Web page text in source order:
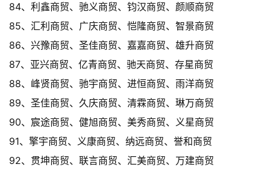
84、利鑫商贸、驰义商贸、钧汉商贸、颜顺商贸
85、汇利商贸、广庆商贸、恺隆商贸、智景商贸
86、兴豫商贸、圣佳商贸、嘉嘉商贸、雄升商贸
87、亚兴商贸、亿青商贸、驰天商贸、存星商贸
88、峰贤商贸、驰宇商贸、进恒商贸、雨洋商贸
89、圣佳商贸、久庆商贸、清霖商贸、琳万商贸
90、宸途商贸、健旭商贸、美秀商贸、义星商贸
91、擎宇商贸、义康商贸、纳远商贸、誉和商贸
92、贯坤商贸、联言商贸、汇美商贸、万建商贸